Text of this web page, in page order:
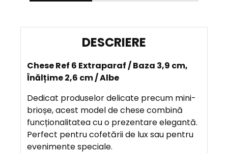
S
C
R
I
E
R
E
Chese Ref 6 Extraparaf / Baza 3,9 cm,
Înălțime 2,6 cm / Albe
Dedicat produselor delicate precum mini-
brioșe, acest model de chese combină
funcționalitatea cu o prezentare elegantă.
Perfect pentru cofetării de lux sau pentru
evenimente speciale.